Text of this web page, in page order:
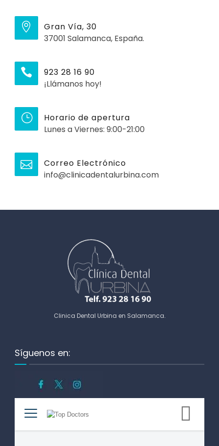
Gran Vía, 30
37001 Salamanca, España.
923 28 16 90
¡Llámanos hoy!
Horario de apertura
Lunes a Viernes: 9:00-21:00
Correo Electrónico
info@clinicadentalurbina.com
Clinica Dental Urbina en Salamanca.
Síguenos en: